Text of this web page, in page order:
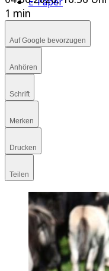
1 min
Auf Google bevorzugen
Anhören
Schrift
Merken
Drucken
Teilen